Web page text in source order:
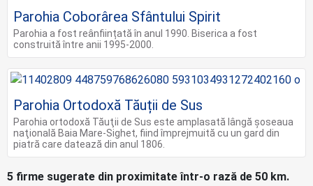
Parohia Coborârea Sfântului Spirit
Parohia a fost reânființată în anul 1990. Biserica a fost
construită între anii 1995-2000.
Parohia Ortodoxă Tăuții de Sus
Parohia ortodoxă Tăuţii de Sus este amplasată lângă şoseaua
naţională Baia Mare-Sighet, fiind împrejmuită cu un gard din
piatră care datează din anul 1806.
5 firme sugerate din proximitate într-o rază de 50 km.